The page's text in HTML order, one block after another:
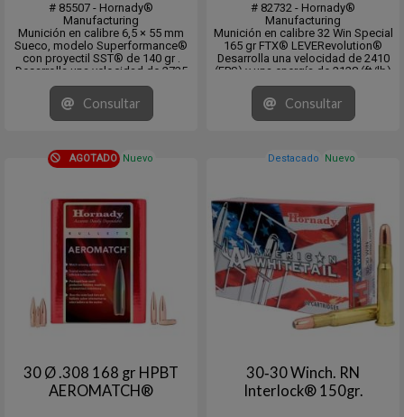
# 85507 - Hornady®
Manufacturing
Munición en calibre 6,5 × 55 mm
Sueco, modelo Superformance®
con proyectil SST® de 140 gr .
Desarrolla una velocidad de 2735
fps. y una energia de 2325 ps/lb.
Sectional Density: .287
Ballistic Coefficient: .520 (G1)
Medium Game 50-300 lbs / Large
Consultar
# 82732 - Hornady®
Manufacturing
Munición en calibre 32 Win Special
165 gr FTX® LEVERevolution®
Desarrolla una velocidad de 2410
(FPS) y una energía de 2128 (ft/lb)
DS .229 y CB .310 (G1)
Consultar
AGOTADO Nuevo
30 Ø .308 168 gr HPBT
AEROMATCH®
Destacado Nuevo
30‑30 Winch. RN
Interlock® 150gr.